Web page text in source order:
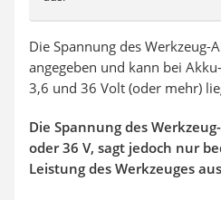
Die Spannung des Werkzeug-
angegeben und kann bei
3,6 und 36 Volt (oder mehr)
Die Spannung des
oder 36 V, sagt jedoch nur
Leistung des Werkzeuges